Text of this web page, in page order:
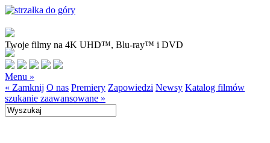
Twoje filmy na 4K UHD™, Blu-ray™ i DVD
Menu »
« Zamknij O nas Premiery Zapowiedzi Newsy Katalog filmów
szukanie zaawansowane »